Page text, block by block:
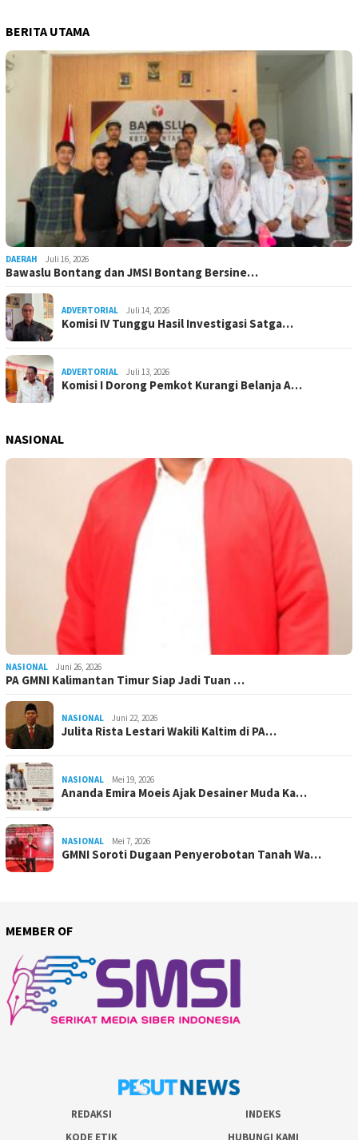
BERITA UTAMA
DAERAH Juli 16, 2026
Bawaslu Bontang dan JMSI Bontang Bersine…
ADVERTORIAL Juli 14, 2026
Komisi IV Tunggu Hasil Investigasi Satga…
ADVERTORIAL Juli 13, 2026
Komisi I Dorong Pemkot Kurangi Belanja A…
NASIONAL
NASIONAL Juni 26, 2026
PA GMNI Kalimantan Timur Siap Jadi Tuan …
NASIONAL Juni 22, 2026
Julita Rista Lestari Wakili Kaltim di PA…
NASIONAL Mei 19, 2026
Ananda Emira Moeis Ajak Desainer Muda Ka…
NASIONAL Mei 7, 2026
GMNI Soroti Dugaan Penyerobotan Tanah Wa…
MEMBER OF
REDAKSI
INDEKS
KODE ETIK
HUBUNGI KAMI